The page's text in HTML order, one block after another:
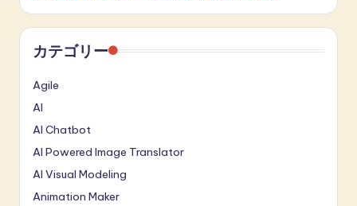
カテゴリー
Agile
AI
AI Chatbot
AI Powered Image Translator
AI Visual Modeling
Animation Maker